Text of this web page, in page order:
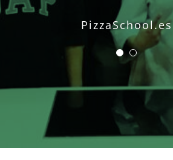
PizzaSchool.es
PizzaSchool.es